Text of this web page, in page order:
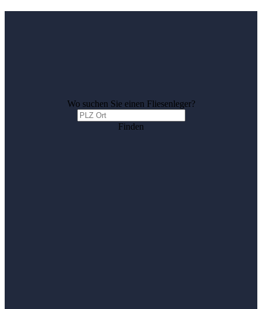
Wo suchen Sie einen Fliesenleger?
Finden